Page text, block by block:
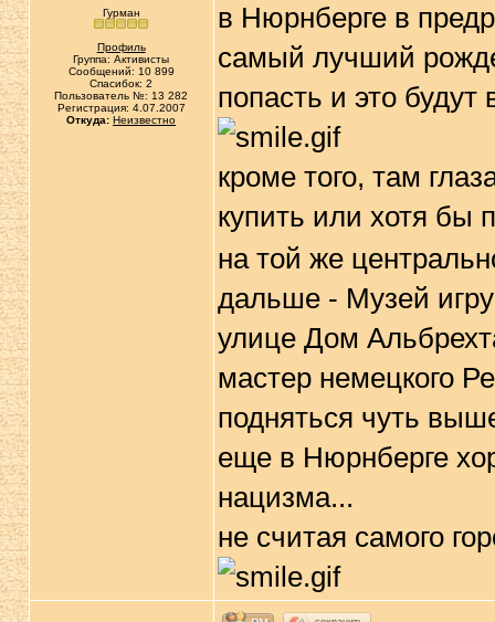
Гурман
Профиль
Группа: Активисты
Сообщений: 10 899
Спасибок: 2
Пользователь №: 13 282
Регистрация: 4.07.2007
Откуда: Неизвестно
в Нюрнберге в
самый лучший
попасть и это
кроме того, там
купить или хотя бы
на той же
дальше - Музей
улице Дом
мастер немецкого
подняться чуть
еще в Нюрнберге
нацизма...
не считая самого